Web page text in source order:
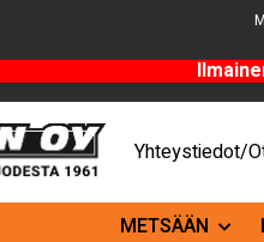
Yhteystiedot/
METSÄÄN